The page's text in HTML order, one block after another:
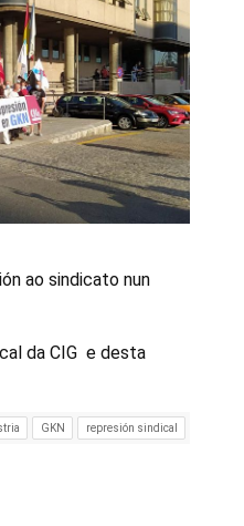
ao sindicato nun
da CIG e desta
GKN represión sindical